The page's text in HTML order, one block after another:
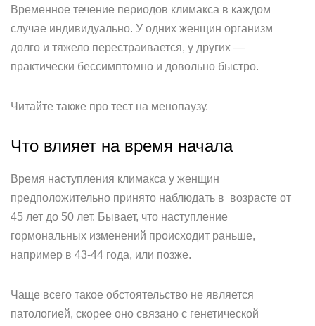
Временное течение периодов климакса в каждом
случае индивидуально. У одних женщин организм
долго и тяжело перестраивается, у других —
практически бессимптомно и довольно быстро.
Читайте также про тест на менопаузу.
Что влияет на время начала
Время наступления климакса у женщин
предположительно принято наблюдать в возрасте от
45 лет до 50 лет. Бывает, что наступление
гормональных изменений происходит раньше,
например в 43-44 года, или позже.
Чаще всего такое обстоятельство не является
патологией, скорее оно связано с генетической